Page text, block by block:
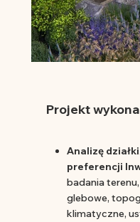
Projekt
Analizę
preferencji
badania
glebowe,
klimatyczne,